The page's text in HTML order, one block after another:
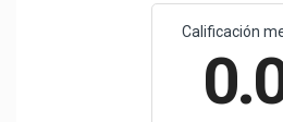
Calificación